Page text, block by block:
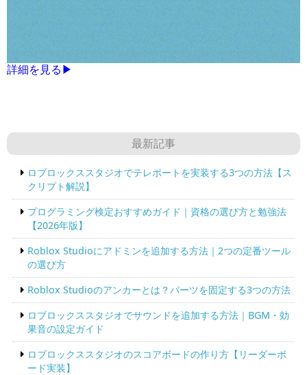
詳細を見る▶
最新記事
ロブロックススタジオでテレポートを実装する3つの方法【ス
クリプト解説】
プログラミング検定おすすめガイド｜資格の選び方と勉強法
【2026年版】
Roblox Studioにアドミンを追加する方法｜2つの定番ツール
の選び方
Roblox Studioのアンカーとは？パーツを固定する3つの方法
ロブロックススタジオでサウンドを追加する方法｜BGM・効
果音の設定ガイド
ロブロックススタジオのスコアボードの作り方【リーダーボ
ード実装】